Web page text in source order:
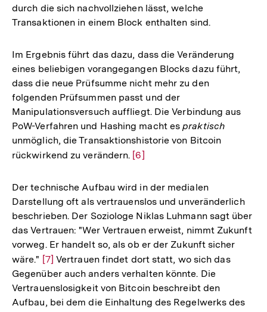
durch die sich nachvollziehen lässt, welche
Transaktionen in einem Block enthalten sind.
Im Ergebnis führt das dazu, dass die Veränderung
eines beliebigen vorangegangen Blocks dazu führt,
dass die neue Prüfsumme nicht mehr zu den
folgenden Prüfsummen passt und der
Manipulationsversuch auffliegt. Die Verbindung aus
PoW-Verfahren und Hashing macht espraktisch
unmöglich, die Transaktionshistorie von Bitcoin
rückwirkend zu verändern. Zur
der
Fußnote
[6]
Der technische Aufbau wird in der medialen
Darstellung oft als vertrauenslos und unveränderlich
beschrieben. Der Soziologe Niklas Luhmann sagt über
das Vertrauen: "Wer Vertrauen erweist, nimmt Zukunft
vorweg. Er handelt so, als ob er der Zukunft sicher
wäre." Zur
Auflösung
der
Fußnote
[7] Vertrauen findet dort statt, wo sich das
Gegenüber auch anders verhalten könnte. Die
Vertrauenslosigkeit von Bitcoin beschreibt den
Aufbau, bei dem die Einhaltung des Regelwerks des